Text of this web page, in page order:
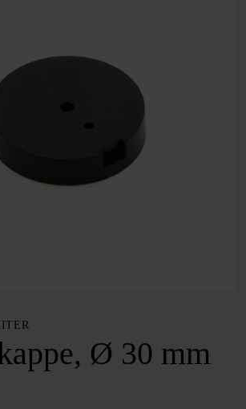
Ø 30 mm